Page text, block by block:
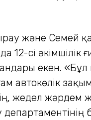
және Семей
сі әкімшілік
екен.
автокөлік
жедел жәрдем